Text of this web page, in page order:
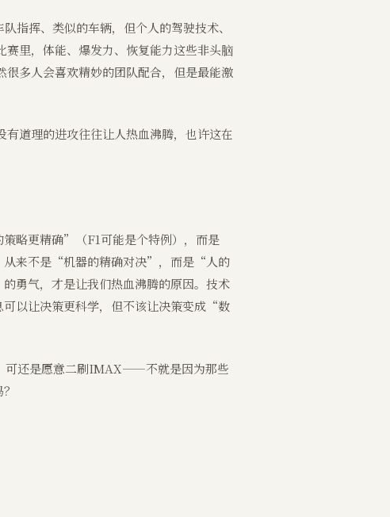
指挥、类似的车辆，但个人的驾驶技术、
里，体能、爆发力、恢复能力这些非头脑
多人会喜欢精妙的团队配合，但是最能激
道理的进攻往往让人热血沸腾，也许这在
略更精确”（F1可能是个特例），而是
从来不是“机器的精确对决”，而是“人的
气，才是让我们热血沸腾的原因。技术
以让决策更科学，但不该让决策变成“数
可还是愿意二刷IMAX——不就是因为那些